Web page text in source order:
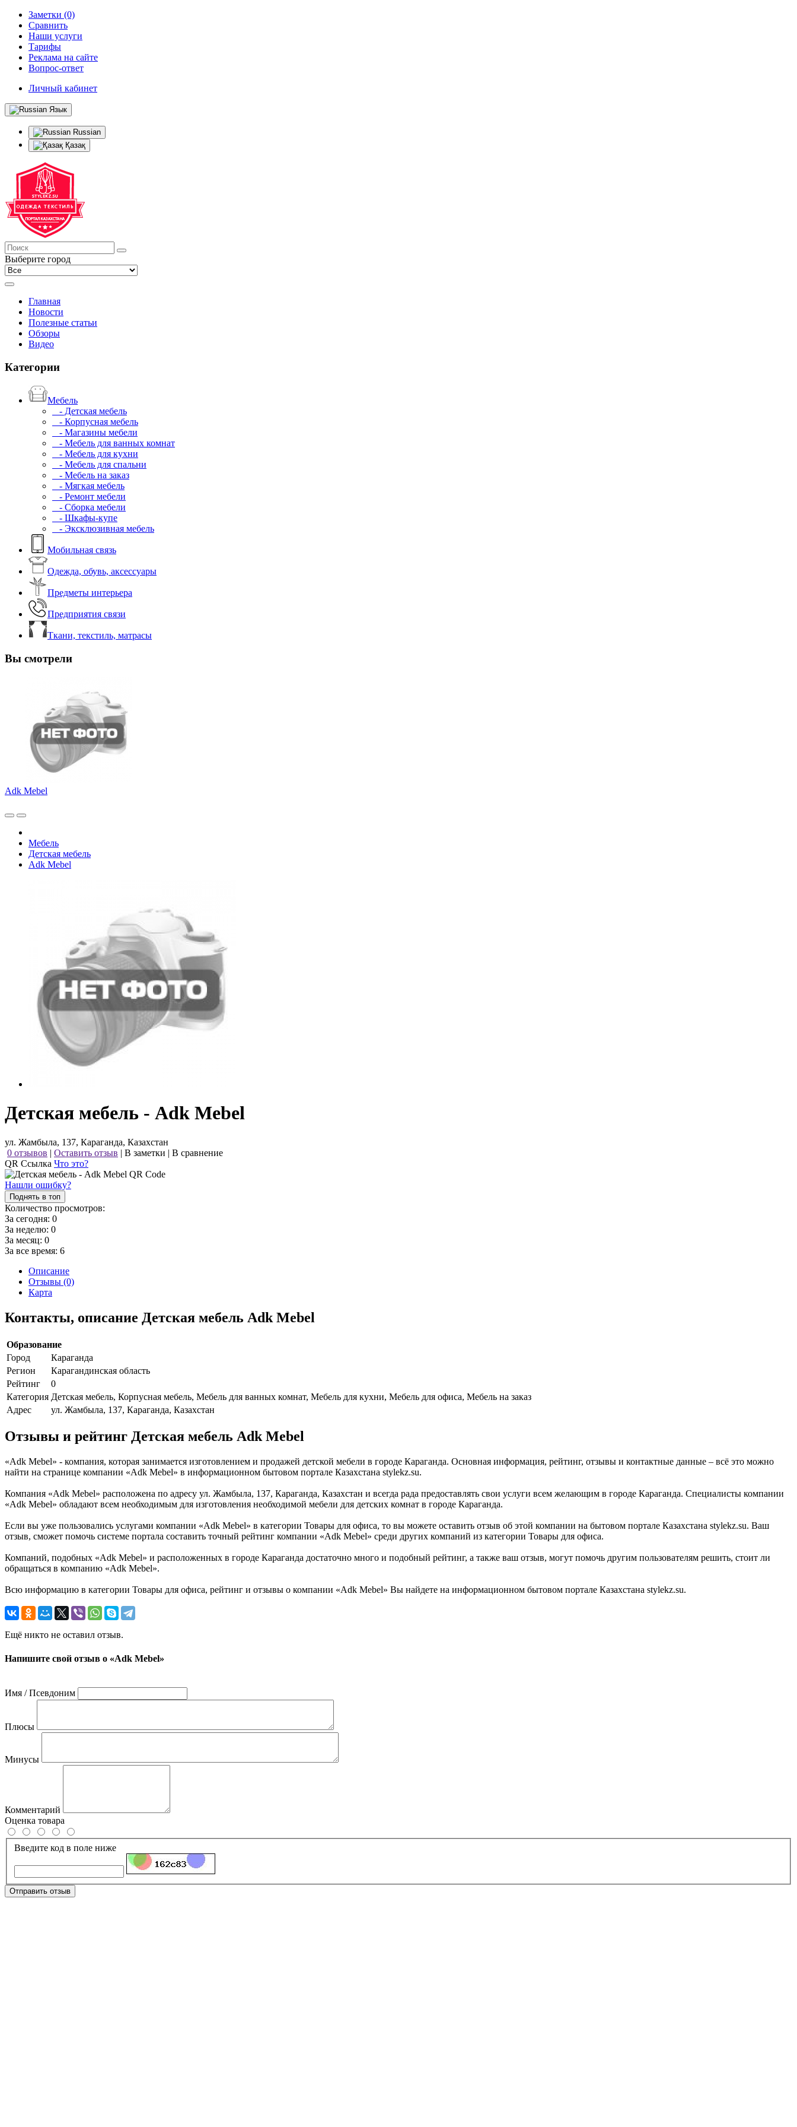
Заметки (0)
Сравнить
Наши услуги
Тарифы
Реклама на сайте
Вопрос-ответ
Личный кабинет
Язык
Russian
Қазақ
Выберите город
Главная
Новости
Полезные статьи
Обзоры
Видео
Категории
Мебель
- Детская мебель
- Корпусная мебель
- Магазины мебели
- Мебель для ванных комнат
- Мебель для кухни
- Мебель для спальни
- Мебель на заказ
- Мягкая мебель
- Ремонт мебели
- Сборка мебели
- Шкафы-купе
- Эксклюзивная мебель
Мобильная связь
Одежда, обувь, аксессуары
Предметы интерьера
Предприятия связи
Ткани, текстиль, матрасы
Вы смотрели
Adk Mebel
Мебель
Детская мебель
Adk Mebel
Детская мебель - Adk Mebel
ул. Жамбыла, 137, Караганда, Казахстан
0 отзывов | Оставить отзыв | В заметки | В сравнение
QR Ссылка Что это?
Нашли ошибку?
Поднять в топ
Количество просмотров:
За сегодня: 0
За неделю: 0
За месяц: 0
За все время: 6
Описание
Отзывы (0)
Карта
Контакты, описание Детская мебель Adk Mebel
Образование
Город
Караганда
Регион
Карагандинская область
Рейтинг
0
Категория Детская мебель, Корпусная мебель, Мебель для ванных комнат, Мебель для кухни, Мебель для офиса, Мебель на заказ
Адрес
ул. Жамбыла, 137, Караганда, Казахстан
Отзывы и рейтинг Детская мебель Adk Mebel
«Adk Mebel» - компания, которая занимается изготовлением и продажей детской мебели в городе Караганда. Основная информация, рейтинг, отзывы и контактные данные – всё это можно
найти на странице компании «Adk Mebel» в информационном бытовом портале Казахстана stylekz.su.
Компания «Adk Mebel» расположена по адресу ул. Жамбыла, 137, Караганда, Казахстан и всегда рада предоставлять свои услуги всем желающим в городе Караганда. Специалисты компании
«Adk Mebel» обладают всем необходимым для изготовления необходимой мебели для детских комнат в городе Караганда.
Если вы уже пользовались услугами компании «Adk Mebel» в категории Товары для офиса, то вы можете оставить отзыв об этой компании на бытовом портале Казахстана stylekz.su. Ваш
отзыв, сможет помочь системе портала составить точный рейтинг компании «Adk Mebel» среди других компаний из категории Товары для офиса.
Компаний, подобных «Adk Mebel» и расположенных в городе Караганда достаточно много и подобный рейтинг, а также ваш отзыв, могут помочь другим пользователям решить, стоит ли
обращаться в компанию «Adk Mebel».
Всю информацию в категории Товары для офиса, рейтинг и отзывы о компании «Adk Mebel» Вы найдете на информационном бытовом портале Казахстана stylekz.su.
Ещё никто не оставил отзыв.
Напишите свой отзыв о «Adk Mebel»
Имя / Псевдоним
Плюсы
Минусы
Комментарий
Оценка товара
Введите код в поле ниже
Отправить отзыв